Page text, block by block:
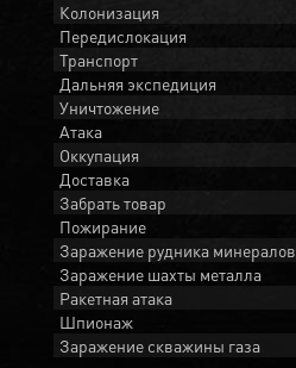
Колонизация
Передислокация
Транспорт
Дальняя экспедиция
Уничтожение
Атака
Оккупация
Доставка
Забрать товар
Пожирание
Заражение рудника минералов
Заражение шахты металла
Ракетная атака
Шпионаж
Заражение скважины газа